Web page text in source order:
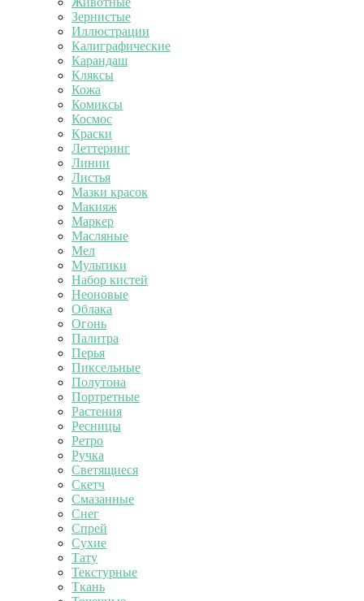
Зернистые
Иллюстрации
Калиграфические
Карандаш
Кляксы
Кожа
Комиксы
Космос
Краски
Леттеринг
Линии
Листья
Мазки красок
Макияж
Маркер
Масляные
Мел
Мультики
Набор кистей
Неоновые
Облака
Огонь
Палитра
Перья
Пиксельные
Полутона
Портретные
Растения
Ресницы
Ретро
Ручка
Светящиеся
Скетч
Смазанные
Снег
Спрей
Сухие
Тату
Текстурные
Ткань